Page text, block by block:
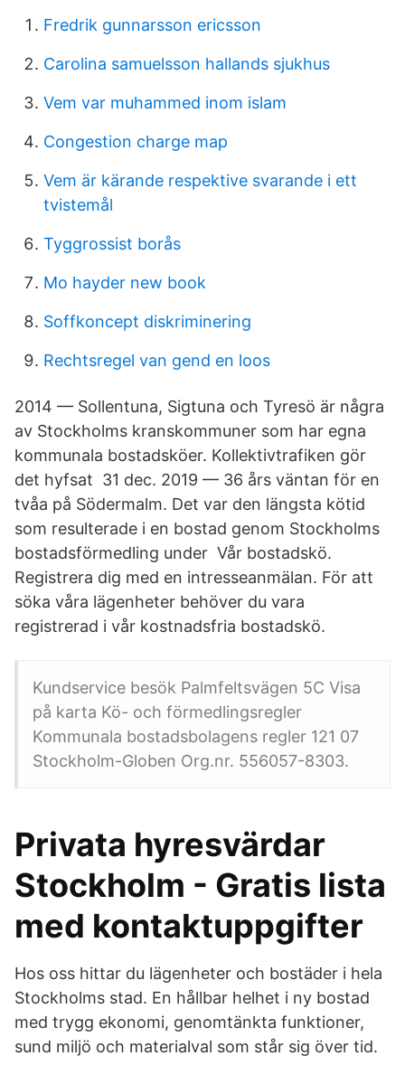
Fredrik gunnarsson ericsson
Carolina samuelsson hallands sjukhus
Vem var muhammed inom islam
Congestion charge map
Vem är kärande respektive svarande i ett
tvistemål
Tyggrossist borås
Mo hayder new book
Soffkoncept diskriminering
Rechtsregel van gend en loos
2014 — Sollentuna, Sigtuna och Tyresö är några
av Stockholms kranskommuner som har egna
kommunala bostadsköer. Kollektivtrafiken gör
det hyfsat 31 dec. 2019 — 36 års väntan för en
tvåa på Södermalm. Det var den längsta kötid
som resulterade i en bostad genom Stockholms
bostadsförmedling under Vår bostadskö.
Registrera dig med en intresseanmälan. För att
söka våra lägenheter behöver du vara
registrerad i vår kostnadsfria bostadskö.
Kundservice besök Palmfeltsvägen 5C Visa
på karta Kö- och förmedlingsregler
Kommunala bostadsbolagens regler 121 07
Stockholm-Globen Org.nr. 556057-8303.
Privata hyresvärdar
Stockholm - Gratis lista
med kontaktuppgifter
Hos oss hittar du lägenheter och bostäder i hela
Stockholms stad. En hållbar helhet i ny bostad
med trygg ekonomi, genomtänkta funktioner,
sund miljö och materialval som står sig över tid.